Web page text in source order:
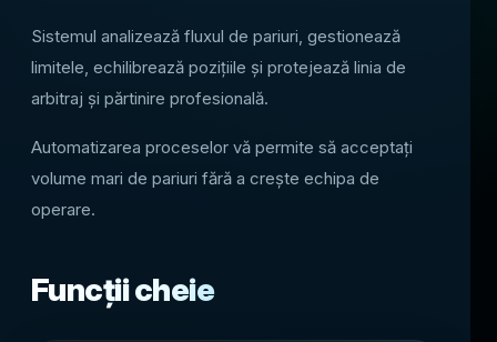
Sistemul analizează fluxul de pariuri, gestionează
limitele, echilibrează pozițiile și protejează linia de
arbitraj și părtinire profesională.
Automatizarea proceselor vă permite să acceptați
volume mari de pariuri fără a crește echipa de
operare.
Funcții cheie